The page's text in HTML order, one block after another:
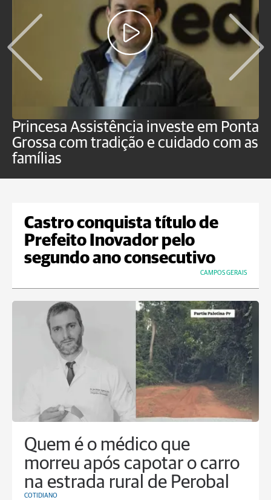
Princesa Assistência investe em Ponta
Grossa com tradição e cuidado com as
famílias
Castro conquista título de
Prefeito Inovador pelo
segundo ano consecutivo
CAMPOS GERAIS
Quem é o médico que
morreu após capotar o carro
na estrada rural de Perobal
COTIDIANO